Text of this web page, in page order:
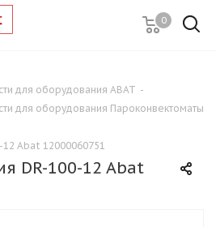
0
для оборудования ABAT -
для оборудования Пароконвектоматы
12 Abat 12000060751
DR-100-12 Abat